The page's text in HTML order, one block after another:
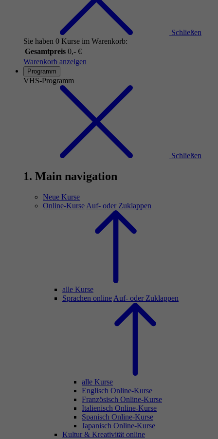
Schließen
Sie haben 0 Kurse im Warenkorb:
Gesamtpreis 0,- €
Warenkorb anzeigen
Programm
VHS-Programm
Schließen
1. Main navigation
Neue Kurse
Online-Kurse Auf- oder Zuklappen
alle Kurse
Sprachen online Auf- oder Zuklappen
alle Kurse
Englisch Online-Kurse
Französisch Online-Kurse
Italienisch Online-Kurse
Spanisch Online-Kurse
Japanisch Online-Kurse
Kultur & Kreativität online